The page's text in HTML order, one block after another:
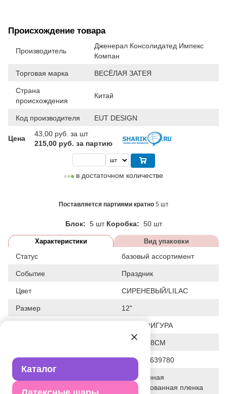
Каталог
Происхождение товара
Производитель
Дженерал Консолидатед Импекс
Компан
Торговая марка ВЕСЁЛАЯ ЗАТЕЯ
Страна
происхождения
Китай
Код производителя EUT DESIGN
Цена
43,00 руб. за шт
215,00 руб. за партию
в достаточном количестве
Поставляется партиями кратно 5 шт
Блок: 5 шт Коробка: 50 шт
Характеристики Вид упаковки
Статус базовый ассортимент
Событие Праздник
Цвет СИРЕНЕВЫЙ/LILAC
Размер 12"
МИНИ ФИГУРА
30.7X28.8CM
Штрих код 4690390639780
Исходный материал
Полимерная
фольгированная пленка